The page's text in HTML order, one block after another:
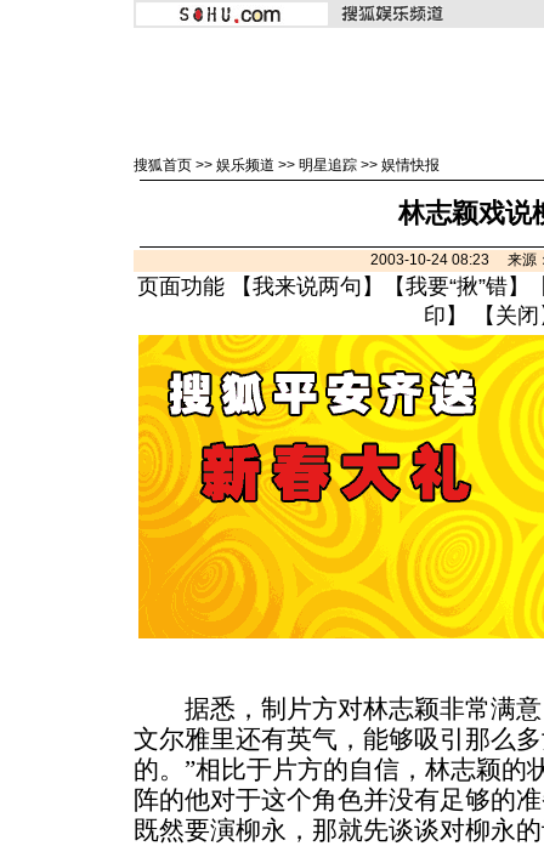
搜狐首页 >> 娱乐频道 >> 明星追踪 >> 娱情快报
林志颖戏说
2003-10-24 08:23 来源
页面功能 【我来说两句 】【我要“揪”错】
印 】 【 关闭
据悉，制片方对林志颖非常满意
文尔雅里还有英气，能够吸引那么
的。”相比于片方的自信，林志颖的
阵的他对于这个角色并没有足够的
既然要演柳永，那就先谈谈对柳永